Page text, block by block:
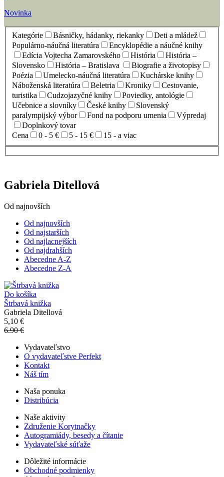
Novinka
Kategórie Básničky, hádanky, riekanky
Deti a mládež
Populárno-náučná literatúra
Encyklopédie a náučné knihy
Edícia Vojtecha Zamarovského
História
História –
Slovensko
História – Bratislava
Biografie a životopisy
Poézia
Umelecko-náučná literatúra
Kuchárske knihy
Náboženská literatúra
Beletria Kroniky
Cestovanie,
turistika
Cudzojazyčné knihy
Poviedky, antológie
Učebnice a slovníky
České knihy
Slovenský
paralympijský výbor
Fond na podporu umenia
Výpredaj
Doplnkový tovar
Cena
0 - 5 € 5 - 15 € 15 - a viac
Gabriela Ditellová
Od najnovších
Od najnovších
Od najstarších
Od najlacnejších
Od najdrahších
Abecedne A-Z
Abecedne Z-A
Do košíka
Štrbavá knižka
Gabriela Ditellová
5,10 €
6.90 €
Vydavateľstvo
O vydavateľstve Perfekt
Kontakt
Náš tím
Naša ponuka
Distribúcia
Naše aktivity
Združenie Korytnačky
Autogramiády, besedy a čítanie
Vydavateľské súťaže
Dôležité informácie
Obchodné podmienky